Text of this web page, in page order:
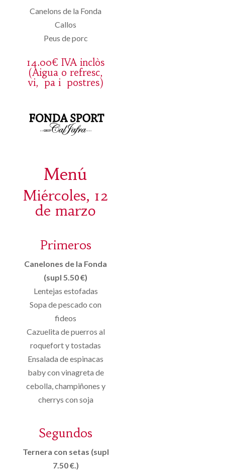
Canelons de la Fonda
Callos
Peus de porc
14.00€ IVA inclòs
(Aigua o refresc,
vi, pa i postres)
Menú
Miércoles, 12
de marzo
Primeros
Canelones de la Fonda
(supl 5.50 €)
Lentejas estofadas
Sopa de pescado con
fideos
Cazuelita de puerros al
roquefort y tostadas
Ensalada de espinacas
baby con vinagreta de
cebolla, champiñones y
cherrys con soja
Segundos
Ternera con setas (supl
7.50 €.)